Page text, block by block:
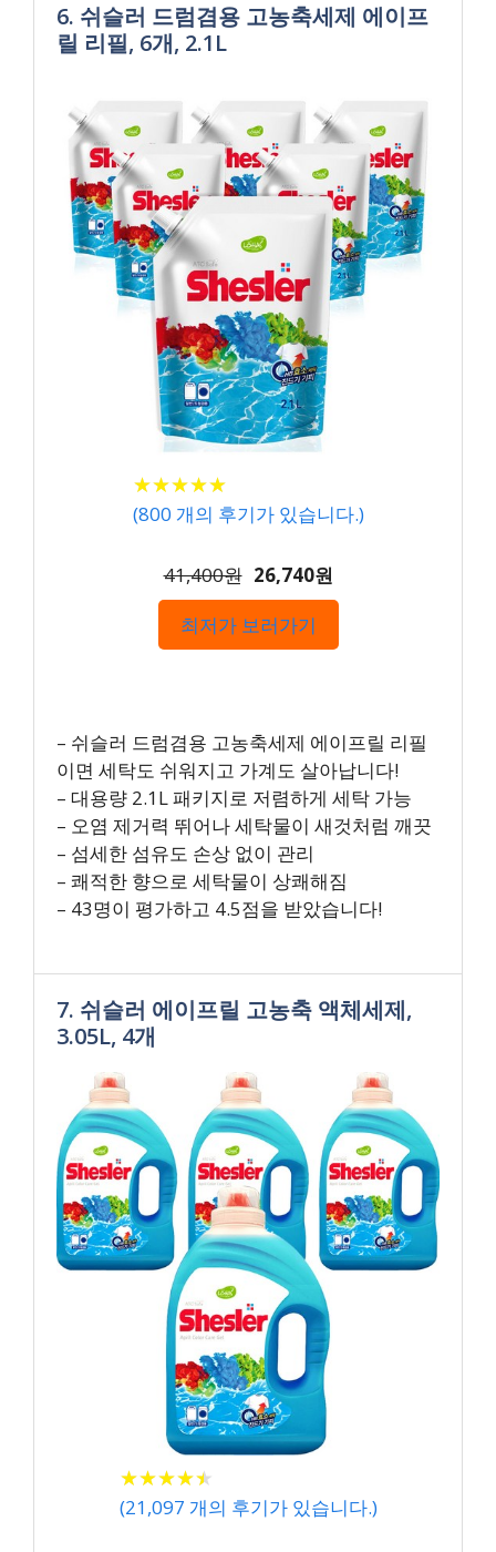
6. 쉬슬러 드럼겸용 고농축세제 에이프
릴 리필, 6개, 2.1L
★★★★★
★★★★★
(800 개의 후기가 있습니다.)
41,400원 26,740원
최저가 보러가기
– 쉬슬러 드럼겸용 고농축세제 에이프릴 리필
이면 세탁도 쉬워지고 가계도 살아납니다!
– 대용량 2.1L 패키지로 저렴하게 세탁 가능
– 오염 제거력 뛰어나 세탁물이 새것처럼 깨끗
– 섬세한 섬유도 손상 없이 관리
– 쾌적한 향으로 세탁물이 상쾌해짐
– 43명이 평가하고 4.5점을 받았습니다!
7. 쉬슬러 에이프릴 고농축 액체세제,
3.05L, 4개
★★★★★
★★★★★
(21,097 개의 후기가 있습니다.)